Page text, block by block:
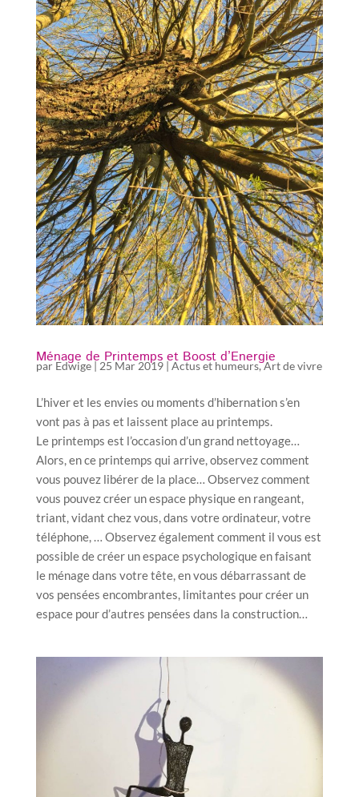
Ménage de Printemps et Boost d’Energie
par Edwige| 25 Mar 2019| Actus et humeurs,Art de vivre
L’hiver et les envies ou moments d’hibernation s’en
vont pas à pas et laissent place au printemps.
Le printemps est l’occasion d’un grand nettoyage…
Alors, en ce printemps qui arrive, observez comment
vous pouvez libérer de la place… Observez comment
vous pouvez créer un espace physique en rangeant,
triant, vidant chez vous, dans votre ordinateur, votre
téléphone, … Observez également comment il vous est
possible de créer un espace psychologique en faisant
le ménage dans votre tête, en vous débarrassant de
vos pensées encombrantes, limitantes pour créer un
espace pour d’autres pensées dans la construction…